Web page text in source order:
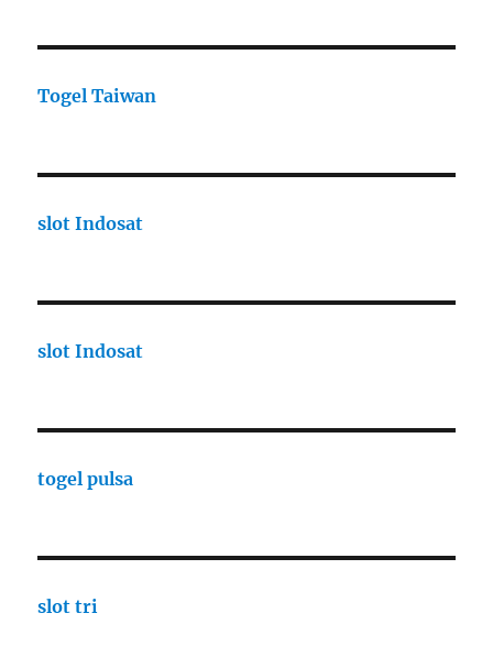
Togel Taiwan
slot Indosat
slot Indosat
togel pulsa
slot tri